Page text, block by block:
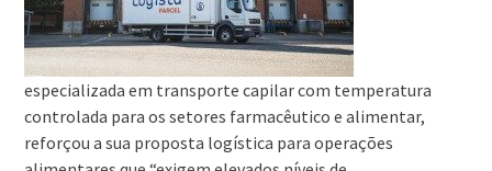
especializada em transporte capilar com temperatura
controlada para os setores farmacêutico e alimentar,
reforçou a sua proposta logística para operações